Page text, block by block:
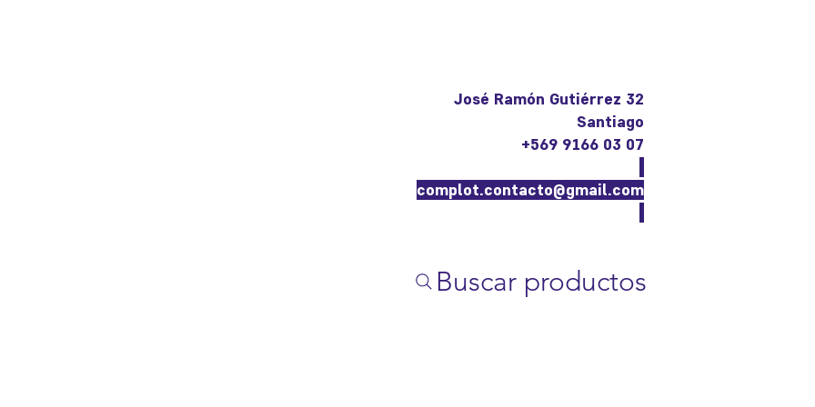
José Ramón Gutiérrez 32
Santiago
+569 9166 03 07
complot.contacto@gmail.com
Buscar productos